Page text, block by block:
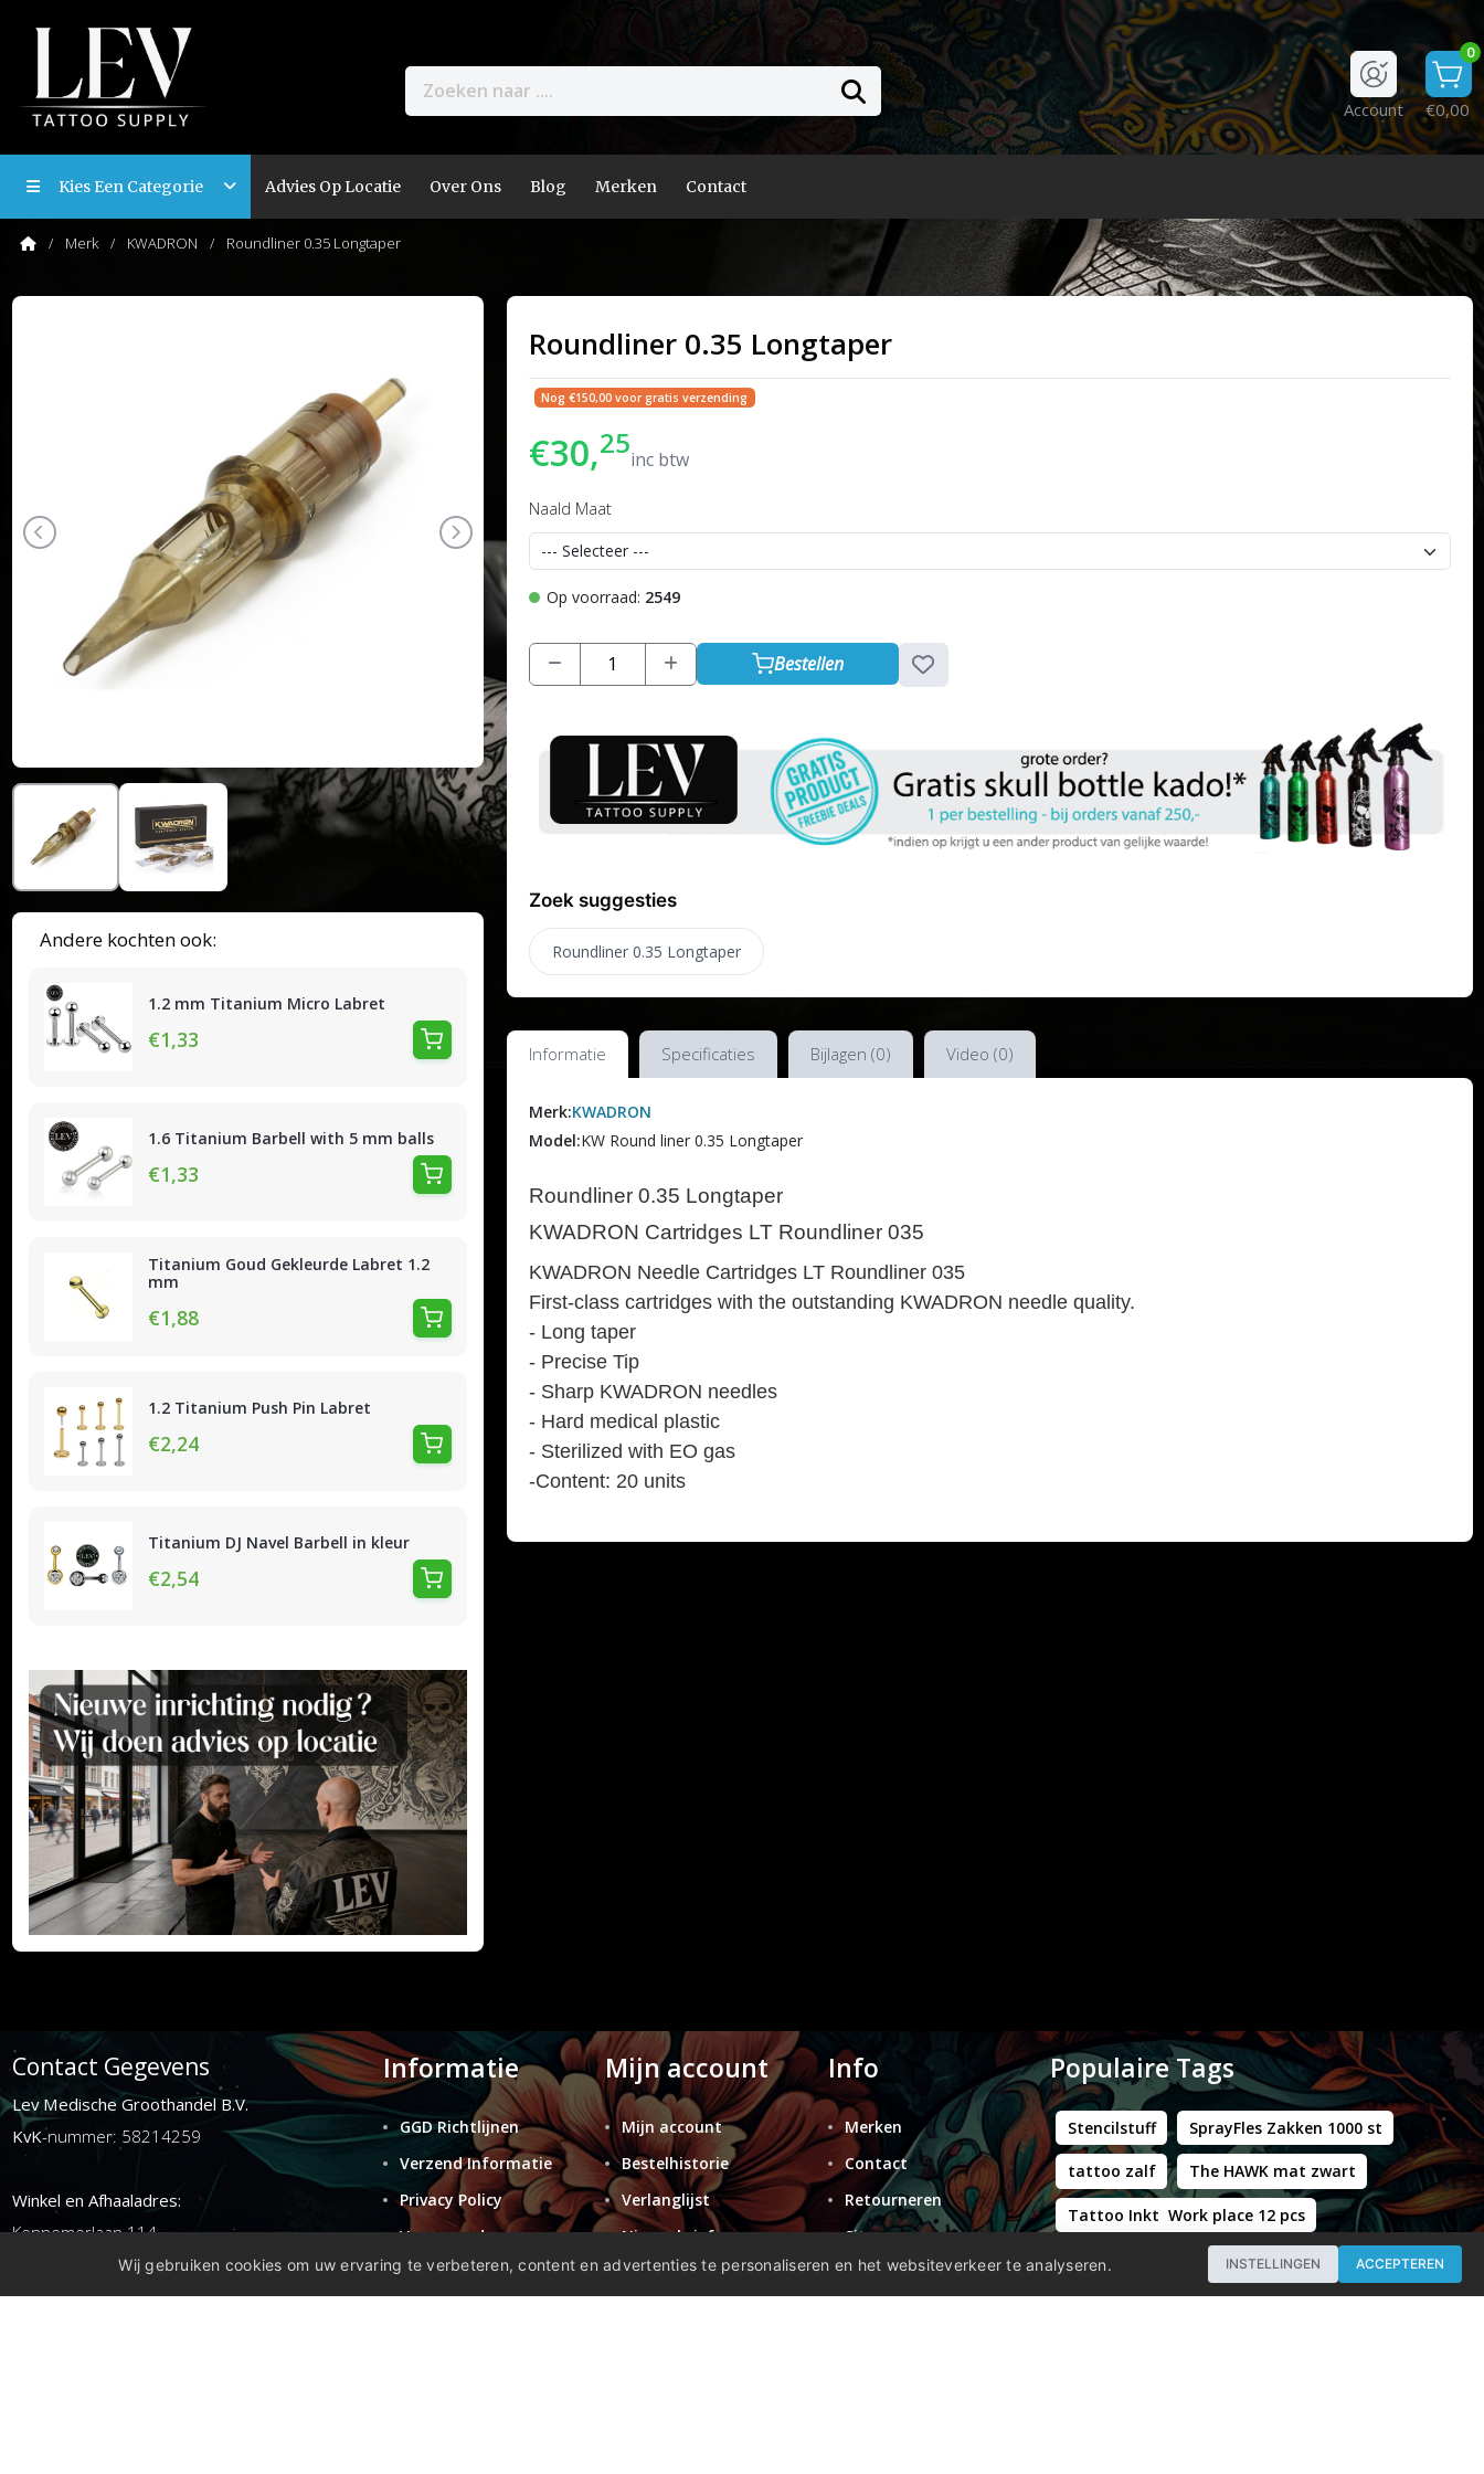
0
€0,00
Account
Kies Een Categorie Advies Op Locatie Over Ons Blog Merken Contact
Merk KWADRON Roundliner 0.35 Longtaper
Andere kochten ook:
1.2 mm Titanium Micro Labret
€1,33
1.6 Titanium Barbell with 5 mm balls
€1,33
Titanium Goud Gekleurde Labret 1.2
mm
€1,88
1.2 Titanium Push Pin Labret
€2,24
Titanium DJ Navel Barbell in kleur
€2,54
Roundliner 0.35 Longtaper
Nog €150,00 voor gratis verzending
€30,25inc btw
Naald Maat
Op voorraad: 2549
Bestellen
Zoek suggesties
Roundliner 0.35 Longtaper
Informatie Specificaties Bijlagen (0) Video (0)
Merk:KWADRON
Model:KW Round liner 0.35 Longtaper
Roundliner 0.35 Longtaper
KWADRON Cartridges LT Roundliner 035
KWADRON Needle Cartridges LT Roundliner 035
First-class cartridges with the outstanding KWADRON needle quality.
- Long taper
- Precise Tip
- Sharp KWADRON needles
- Hard medical plastic
- Sterilized with EO gas
-Content: 20 units
Contact Gegevens
Lev Medische Groothandel B.V.
KvK-nummer: 58214259
Winkel en Afhaaladres:
Kennemerlaan 114
1972ER ijmuiden
Informatie
GGD Richtlijnen
Verzend Informatie
Privacy Policy
Voorwaarden
Retouren
Mijn account
Mijn account
Bestelhistorie
Verlanglijst
Nieuwsbrief
Info
Merken
Contact
Retourneren
Sitemap
Populaire Tags
Stencilstuff SprayFles Zakken 1000 st
tattoo zalf The HAWK mat zwart
Tattoo Inkt Work place 12 pcs
Hustle Butter Deluxe Zakjes
Professional - Workstation Pro - Matt Black
Wij gebruiken cookies om uw ervaring te verbeteren, content en advertenties te personaliseren en het websiteverkeer te analyseren. INSTELLINGEN ACCEPTEREN